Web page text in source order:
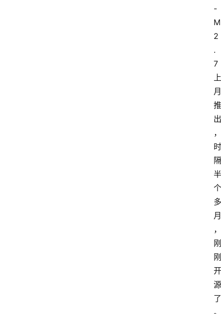
-
M
2
.
7
上
月
推
出
，
时
隔
半
个
多
月
，
刚
刚
开
源
了
。